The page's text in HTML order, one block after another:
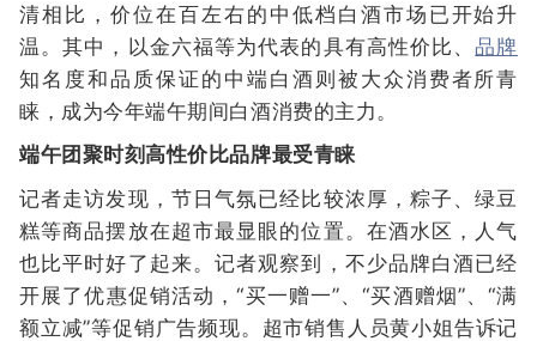
清相比，价位在百左右的中低档白酒市场已开始升
温。其中，以金六福等为代表的具有高性价比、品牌
知名度和品质保证的中端白酒则被大众消费者所青
睐，成为今年端午期间白酒消费的主力。
端午团聚时刻高性价比品牌最受青睐
记者走访发现，节日气氛已经比较浓厚，粽子、绿豆
糕等商品摆放在超市最显眼的位置。在酒水区，人气
也比平时好了起来。记者观察到，不少品牌白酒已经
开展了优惠促销活动，“买一赠一”、“买酒赠烟”、“满
额立减”等促销广告频现。超市销售人员黄小姐告诉记